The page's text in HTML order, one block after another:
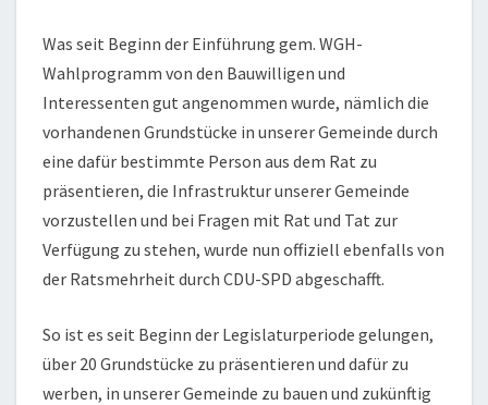
Was seit Beginn der Einführung gem. WGH-
Wahlprogramm von den Bauwilligen und
Interessenten gut angenommen wurde, nämlich die
vorhandenen Grundstücke in unserer Gemeinde durch
eine dafür bestimmte Person aus dem Rat zu
präsentieren, die Infrastruktur unserer Gemeinde
vorzustellen und bei Fragen mit Rat und Tat zur
Verfügung zu stehen, wurde nun offiziell ebenfalls von
der Ratsmehrheit durch CDU-SPD abgeschafft.
So ist es seit Beginn der Legislaturperiode gelungen,
über 20 Grundstücke zu präsentieren und dafür zu
werben, in unserer Gemeinde zu bauen und zukünftig